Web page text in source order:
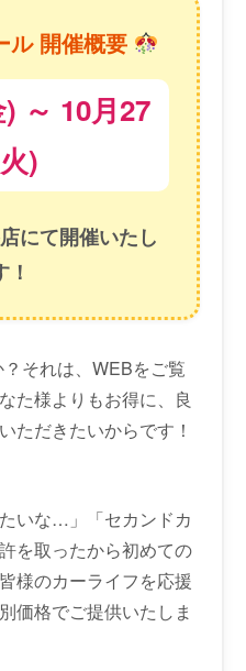
ル 開催概要
～ 10月27
)
にて開催いたし
！
それは、WEBをご覧
た様よりもお得に、良
ただきたいからです！
いな…」「セカンドカ
を取ったから初めての
様のカーライフを応援
価格でご提供いたしま